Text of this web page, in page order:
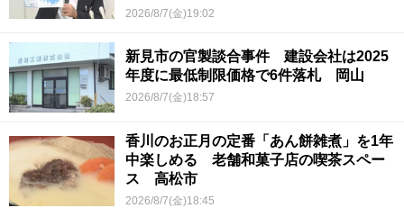
2026/8/7(金)19:02
新見市の官製談合事件 建設会社は2025
年度に最低制限価格で6件落札 岡山
2026/8/7(金)18:57
香川のお正月の定番「あん餅雑煮」を1年
中楽しめる 老舗和菓子店の喫茶スペー
ス 高松市
2026/8/7(金)18:45